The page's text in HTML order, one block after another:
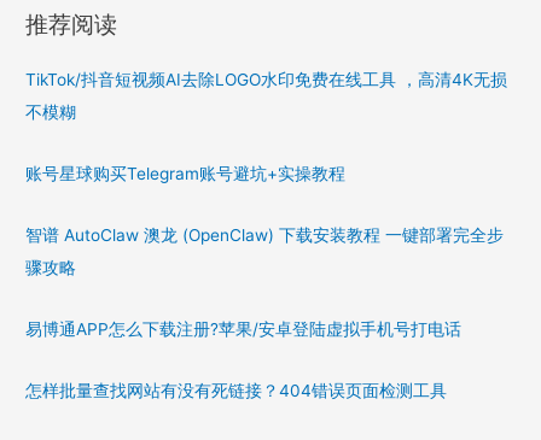
推荐阅读
TikTok/抖音短视频AI去除LOGO水印免费在线工具 ，高清4K无损
不模糊
账号星球购买Telegram账号避坑+实操教程
智谱 AutoClaw 澳龙 (OpenClaw) 下载安装教程 一键部署完全步
骤攻略
易博通APP怎么下载注册?苹果/安卓登陆虚拟手机号打电话
怎样批量查找网站有没有死链接？404错误页面检测工具